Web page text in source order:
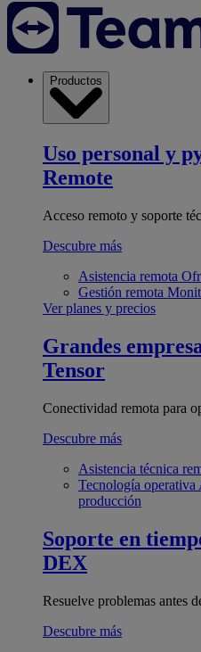
Productos
Uso personal y
Remote
Acceso remoto y soporte
Descubre más
Asistencia remota
Gestión remota
Ver planes y precios
Grandes
Tensor
Conectividad remota para
Descubre más
Asistencia técnica
Tecnología operativa
producción
Soporte en
DEX
Resuelve problemas antes
Descubre más